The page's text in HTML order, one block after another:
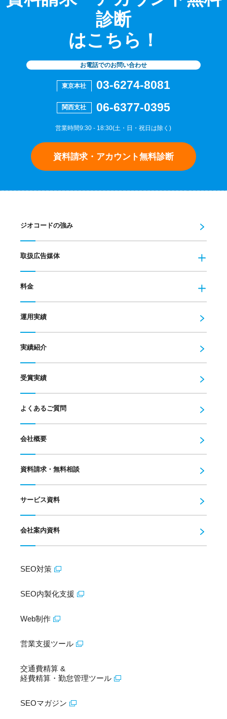
診断
はこちら！
お電話でのお問い合わせ
東京本社 03-6274-8081
関西支社 06-6377-0395
営業時間9:30 - 18:30(土・日・祝日は除く)
資料請求・アカウント無料診断
ジオコードの強み
取扱広告媒体
料金
運用実績
実績紹介
受賞実績
よくあるご質問
会社概要
資料請求・無料相談
サービス資料
会社案内資料
SEO対策
SEO内製化支援
Web制作
営業支援ツール
交通費精算 &
経費精算・勤怠管理ツール
SEOマガジン